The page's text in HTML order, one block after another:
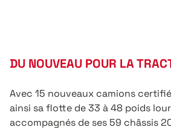
DU NOUVEAU POUR LA
Avec 15 nouveaux camions
ainsi sa flotte de 33 à 48 poids
accompagnés de ses 59 châssis